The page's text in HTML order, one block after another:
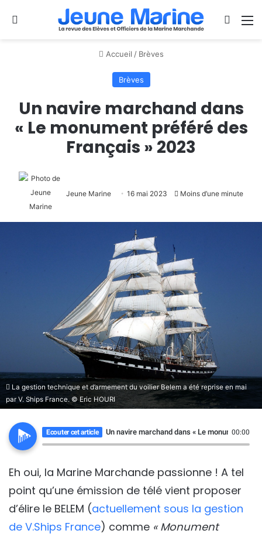
Se connecter
Accueil / Brèves
Brèves
Un navire marchand dans
« Le monument préféré des
Français » 2023
Jeune Marine 16 mai 2023 Moins d’une minute
La gestion technique et d’armement du voilier Belem a été reprise en mai
par V. Ships France. © Eric HOURI
Ecouter cet article Un navire marchand dans « Le monument
00:00
Eh oui, la Marine Marchande passionne ! A tel
point qu’une émission de télé vient proposer
d’élire le BELEM (actuellement sous la gestion
de V.Ships France) comme « Monument